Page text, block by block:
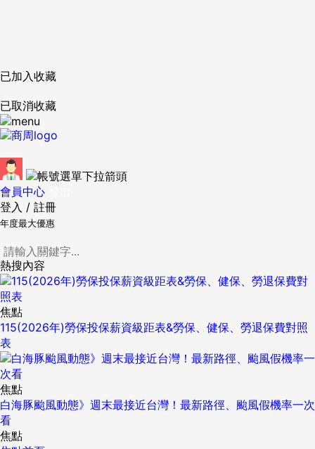
已加入收藏
已取消收藏
會員中心
登入 / 註冊
年度最大優惠
熱搜內容
焦點
115(2026年)勞保投保薪資級距表&勞保、健保、勞退保費對照
表
焦點
白海豚颱風動態》週末最接近台灣！最新路徑、颱風假機率一次
看
焦點